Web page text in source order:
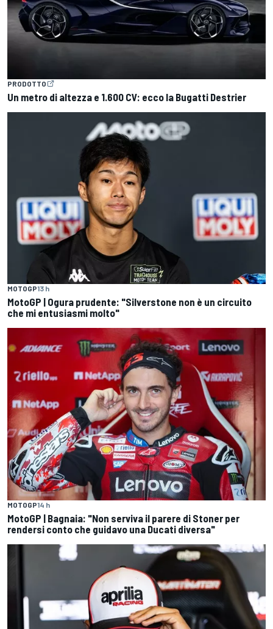
PRODOTTO
Un metro di altezza e 1.600 CV: ecco la Bugatti Destrier
MOTOGP13 h
MotoGP | Ogura prudente: "Silverstone non è un circuito
che mi entusiasmi molto"
MOTOGP14 h
MotoGP | Bagnaia: "Non serviva il parere di Stoner per
rendersi conto che guidavo una Ducati diversa"